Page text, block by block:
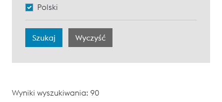
Polski
Wyniki wyszukiwania: 90